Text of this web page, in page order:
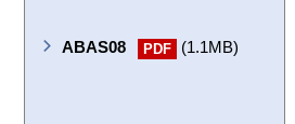
ABAS08 PDF (1.1MB)